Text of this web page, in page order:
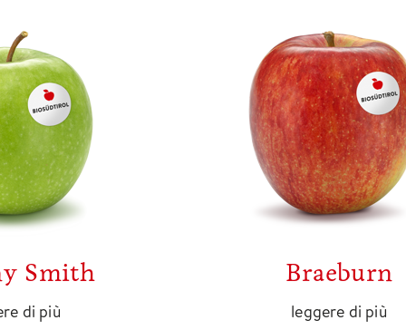
Smith
di più
Braeburn
leggere di più